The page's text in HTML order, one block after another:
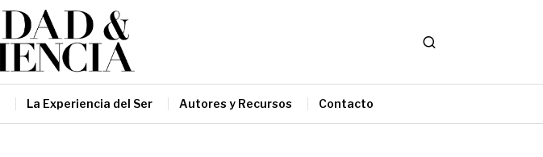
La Experiencia del Ser Autores y Recursos Contacto